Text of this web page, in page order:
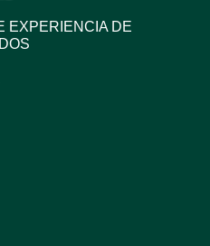
EXPERIENCIA DE